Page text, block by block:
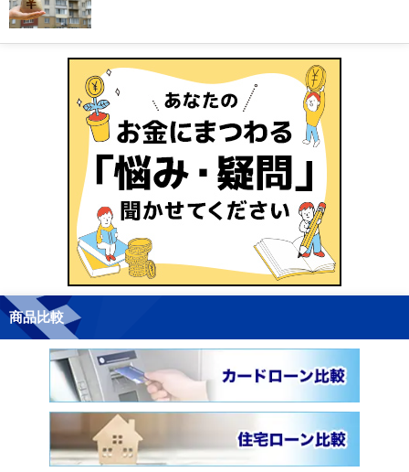
商品比較